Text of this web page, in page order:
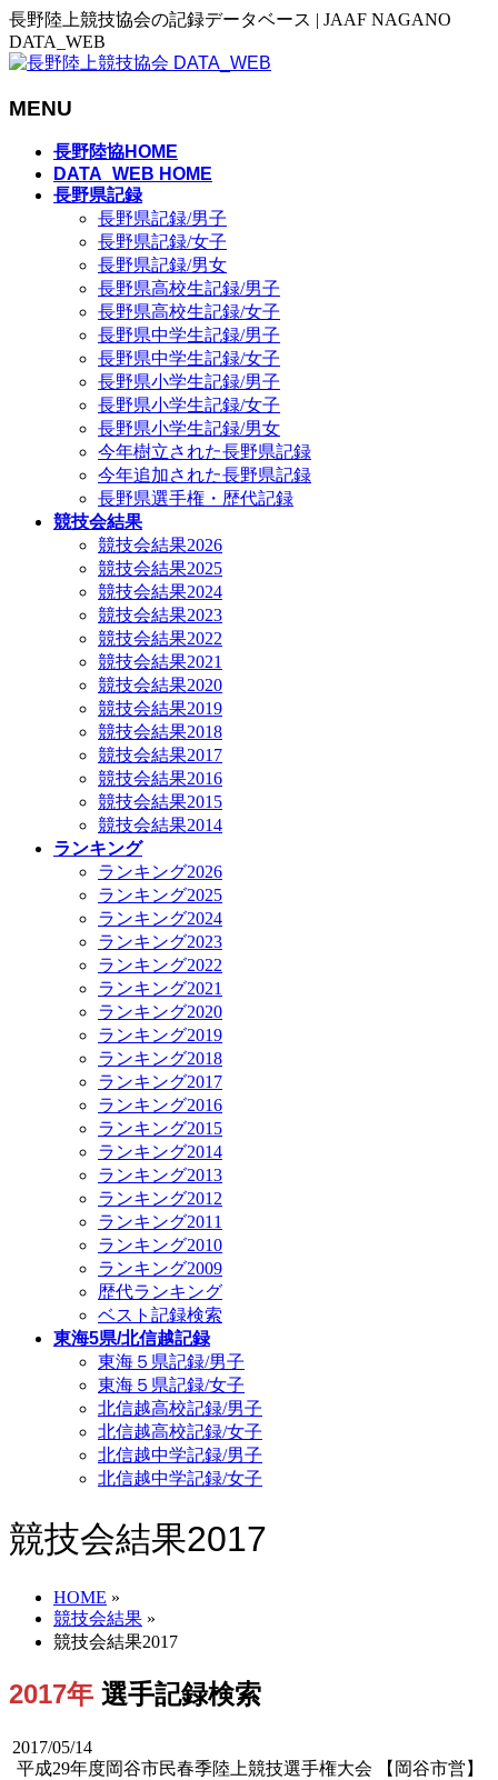
長野陸上競技協会の記録データベース | JAAF NAGANO
DATA_WEB
MENU
長野陸協HOME
DATA_WEB HOME
長野県記録
長野県記録/男子
長野県記録/女子
長野県記録/男女
長野県高校生記録/男子
長野県高校生記録/女子
長野県中学生記録/男子
長野県中学生記録/女子
長野県小学生記録/男子
長野県小学生記録/女子
長野県小学生記録/男女
今年樹立された長野県記録
今年追加された長野県記録
長野県選手権・歴代記録
競技会結果
競技会結果2026
競技会結果2025
競技会結果2024
競技会結果2023
競技会結果2022
競技会結果2021
競技会結果2020
競技会結果2019
競技会結果2018
競技会結果2017
競技会結果2016
競技会結果2015
競技会結果2014
ランキング
ランキング2026
ランキング2025
ランキング2024
ランキング2023
ランキング2022
ランキング2021
ランキング2020
ランキング2019
ランキング2018
ランキング2017
ランキング2016
ランキング2015
ランキング2014
ランキング2013
ランキング2012
ランキング2011
ランキング2010
ランキング2009
歴代ランキング
ベスト記録検索
東海5県/北信越記録
東海５県記録/男子
東海５県記録/女子
北信越高校記録/男子
北信越高校記録/女子
北信越中学記録/男子
北信越中学記録/女子
競技会結果2017
HOME »
競技会結果 »
競技会結果2017
2017年 選手記録検索
2017/05/14
平成29年度岡谷市民春季陸上競技選手権大会 【岡谷市営】